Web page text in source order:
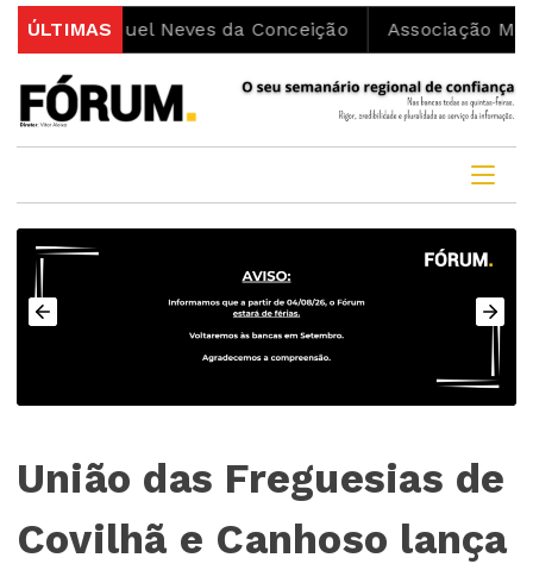
ÚLTIMAS
Neves da Conceição Associação Movimenta a
União das Freguesias de
Covilhã e Canhoso lança